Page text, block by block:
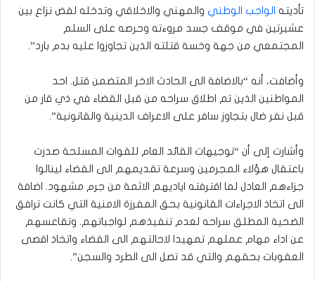
تأديته الواجب الوطني والمهني والاخلاقي وتدخله لفض نزاع بين
عشيرتين في موقف جسد مروءته وحرصه على السلم
المجتمعي من جهة وخسة قتلته الذين تجاوزوا عليه بدم بارد”.
وأضافت، أنه “بالاضافة الى الحادث الاخر المتضمن قتل. احد
المواطنين الذين تم اطلاق سراحه من قبل القضاء في ذي قار من
قبل نفر ضال بتجاوز سافر على الاعراف الدينية والقانونية”.
وأشارت إلى أن “توجيهات القائد العام للقوات المسلحة صدرت
باعتقال هؤلاء المجرمين وسرعة تقديمهم الى القضاء لينالوا
جزاءهم العادل لما اقترفته اياديهم الاثمة من جرم مشهود. اضافة
الى اتخاذ الاجراءات القانونية بحق المفرزة الامنية التي كانت ترافق
الضحية المطلق سراحه لعدم تنفيذهم لواجباتهم. وتقاعسهم
عن اداء مهام عملهم تمهيدا لاحالتهم الى القضاء واتخاذ اقصى
العقوبات بحقهم والتي قد تصل الى الطرد والسجن”.